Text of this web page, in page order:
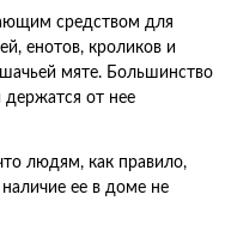
средством для
енотов, кроликов и
мяте. Большинство
от нее
людям, как правило,
наличие ее в доме не